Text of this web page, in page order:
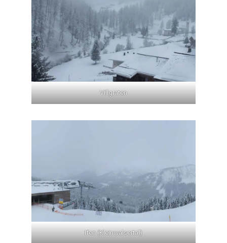
Villgraten
Ifen (Kleinwalsertal)